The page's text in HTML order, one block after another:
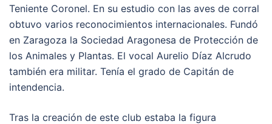
Teniente Coronel. En su estudio con las aves de corral
obtuvo varios reconocimientos internacionales. Fundó
en Zaragoza la Sociedad Aragonesa de Protección de
los Animales y Plantas. El vocal Aurelio Díaz Alcrudo
también era militar. Tenía el grado de Capitán de
intendencia.
Tras la creación de este club estaba la figura